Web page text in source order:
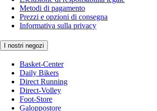
Metodi di pagamento
Prezzi e opzioni di consegna
Informativa sulla privacy
I nostri negozi
Basket-Center
Daily Bikers
Direct Running
Direct-Volley
Foot-Store
Galoppostore